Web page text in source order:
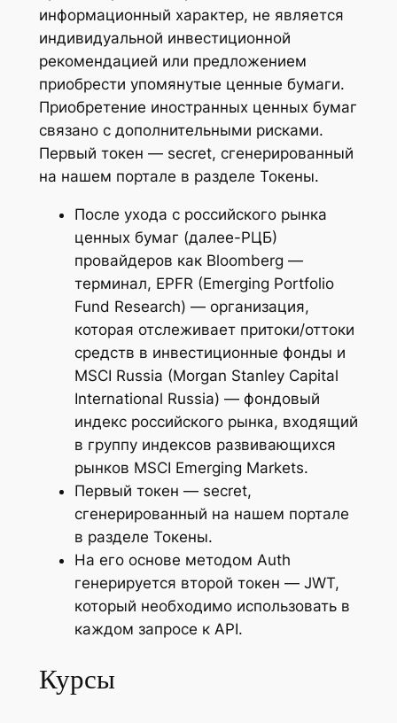
информационный характер, не является
индивидуальной инвестиционной
рекомендацией или предложением
приобрести упомянутые ценные бумаги.
Приобретение иностранных ценных бумаг
связано с дополнительными рисками.
Первый токен — secret, сгенерированный
на нашем портале в разделе Токены.
После ухода с российского рынка
ценных бумаг (далее-РЦБ)
провайдеров как Bloomberg —
терминал, EPFR (Emerging Portfolio
Fund Research) — организация,
которая отслеживает притоки/оттоки
средств в инвестиционные фонды и
MSCI Russia (Morgan Stanley Capital
International Russia) — фондовый
индекс российского рынка, входящий
в группу индексов развивающихся
рынков MSCI Emerging Markets.
Первый токен — secret,
сгенерированный на нашем портале
в разделе Токены.
На его основе методом Auth
генерируется второй токен — JWT,
который необходимо использовать в
каждом запросе к API.
Курсы